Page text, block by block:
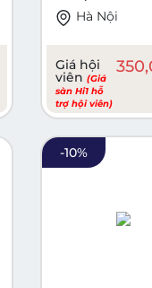
Hà Nội
Giá hội
viên(Giá
sàn Hi1 hỗ
trợ hội viên)
-10%